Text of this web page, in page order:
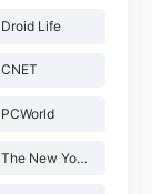
Droid Life
CNET
PCWorld
The New Yorker